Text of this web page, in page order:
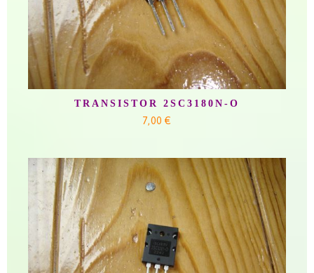
TRANSISTOR 2SC3180N-O
7,00 €